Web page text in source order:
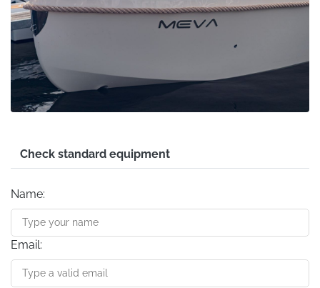
Check standard equipment
Name:
Email: